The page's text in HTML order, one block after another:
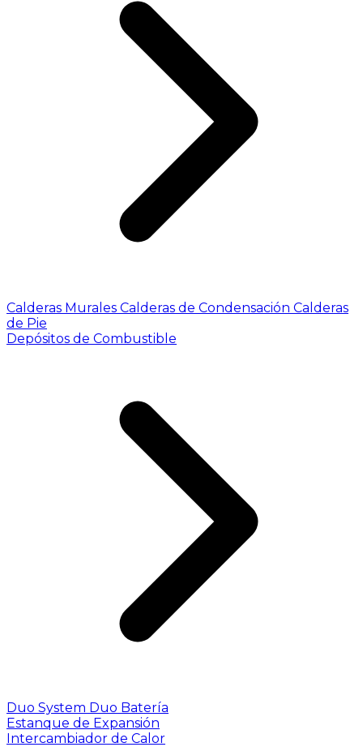
Calderas Murales Calderas de Condensación Calderas
de Pie
Depósitos de Combustible
Duo System Duo Batería
Estanque de Expansión
Intercambiador de Calor